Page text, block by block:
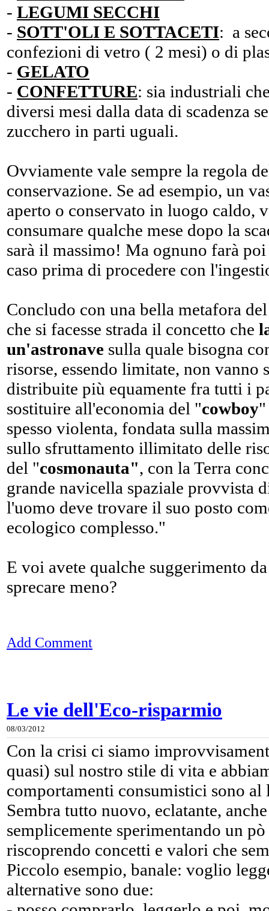
- LEGUMI SECCHI
- SOTT'OLI E SOTTACETI: a
confezioni di vetro ( 2 mesi) o di
- GELATO
- CONFETTURE: sia industriali
diversi mesi dalla data di scadenza
zucchero in parti uguali.
Ovviamente vale sempre la regola
conservazione. Se ad esempio, un
aperto o conservato in luogo caldo,
consumare qualche mese dopo la
sarà il massimo! Ma ognuno farà
caso prima di procedere con
Concludo con una bella metafora
che si facesse strada il concetto che
un'astronave sulla quale bisogna
risorse, essendo limitate, non vanno
distribuite più equamente fra tutti i
sostituire all'economia del "cowboy"
spesso violenta, fondata sulla
sullo sfruttamento illimitato delle
del "cosmonauta", con la Terra
grande navicella spaziale provvista
l'uomo deve trovare il suo posto
ecologico complesso."
E voi avete qualche suggerimento
sprecare meno?
Add Comment
Le vie dell'Eco-risparmio
08/03/2012
Con la crisi ci siamo
quasi) sul nostro stile di vita e
comportamenti consumistici sono
Sembra tutto nuovo, eclatante,
semplicemente sperimentando un
riscoprendo concetti e valori che
Piccolo esempio, banale: voglio
alternative sono due: